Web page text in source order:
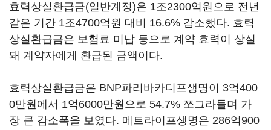
효력상실환급금(일반계정)은 1조2300억원으로 전년
같은 기간 1조4700억원 대비 16.6% 감소했다. 효력
상실환급금은 보험료 미납 등으로 계약 효력이 상실
돼 계약자에게 환급된 금액이다.
효력상실환급금은 BNP파리바카디프생명이 3억400
0만원에서 1억6000만원으로 54.7% 쪼그라들며 가
장 큰 감소폭을 보였다. 메트라이프생명은 286억900